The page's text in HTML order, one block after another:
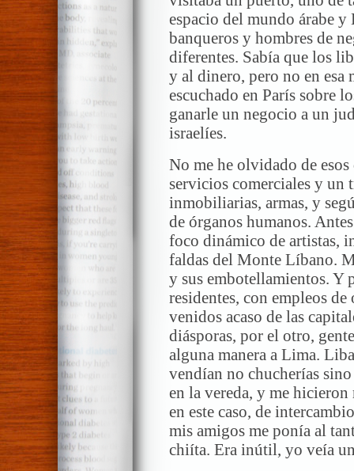
espacio del mundo árabe
banqueros y hombres de
diferentes. Sabía que los
y al dinero, pero no en esa
escuchado en París sobre
ganarle un negocio a un
israelíes.
No me he olvidado de
servicios comerciales y un
inmobiliarias, armas, y
de órganos humanos.
foco dinámico de artistas,
faldas del Monte Líbano.
y sus embotellamientos. Y
residentes, con empleos
venidos acaso de las
diásporas, por el otro,
alguna manera a Lima.
vendían no chucherías
en la vereda, y me
en este caso, de
mis amigos me ponía al
chiíta. Era inútil, yo veía